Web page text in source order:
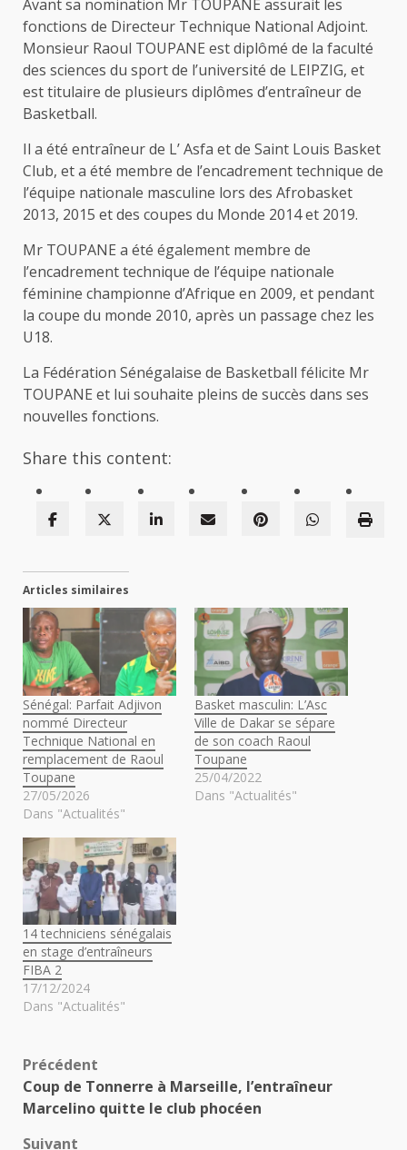
Avant sa nomination Mr TOUPANE assurait les
fonctions de Directeur Technique National Adjoint.
Monsieur Raoul TOUPANE est diplômé de la faculté
des sciences du sport de l’université de LEIPZIG, et
est titulaire de plusieurs diplômes d’entraîneur de
Basketball.
Il a été entraîneur de L’ Asfa et de Saint Louis Basket
Club, et a été membre de l’encadrement technique de
l’équipe nationale masculine lors des Afrobasket
2013, 2015 et des coupes du Monde 2014 et 2019.
Mr TOUPANE a été également membre de
l’encadrement technique de l’équipe nationale
féminine championne d’Afrique en 2009, et pendant
la coupe du monde 2010, après un passage chez les
U18.
La Fédération Sénégalaise de Basketball félicite Mr
TOUPANE et lui souhaite pleins de succès dans ses
nouvelles fonctions.
Share this content:
Articles similaires
Sénégal: Parfait Adjivon
nommé Directeur
Technique National en
remplacement de Raoul
Toupane
27/05/2026
Dans "Actualités"
Basket masculin: L’Asc
Ville de Dakar se sépare
de son coach Raoul
Toupane
25/04/2022
Dans "Actualités"
14 techniciens sénégalais
en stage d’entraîneurs
FIBA 2
17/12/2024
Dans "Actualités"
Navigation
d’article
Précédent
Coup de Tonnerre à Marseille, l’entraîneur
Marcelino quitte le club phocéen
Suivant